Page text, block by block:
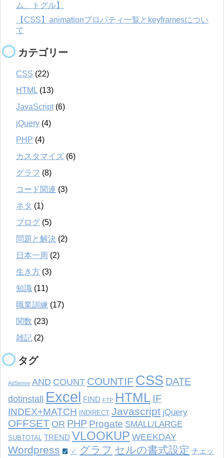
ム、トグル】
【CSS】animationプロパティ一覧とkeyframesについ
て
カテゴリー
CSS (22)
HTML (13)
JavaScript(6)
jQuery (4)
PHP (4)
カスタマイズ (6)
グラフ (8)
コード関連 (3)
ネタ (1)
ブログ (5)
問題と解決 (2)
日本一周 (2)
生き方 (3)
知識 (11)
職業訓練 (17)
関数 (23)
雑記 (2)
タグ
AdSense AND COUNT COUNTIF CSS DATE
dotinstall Excel FIND FTP HTML IF
INDEX+MATCH INDIRECT Javascript jQuery
OFFSET OR PHP Progate SMALL/LARGE
SUBTOTAL TREND VLOOKUP WEEKDAY
Wordpress ✓ グラフ セルの書式設定 チェッ